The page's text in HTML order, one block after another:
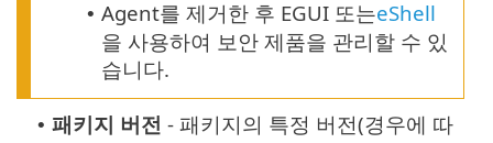
• Agent를 제거한 후 EGUI 또는eShell
을 사용하여 보안 제품을 관리할 수 있
습니다.
• 패키지 버전 - 패키지의 특정 버전(경우에 따